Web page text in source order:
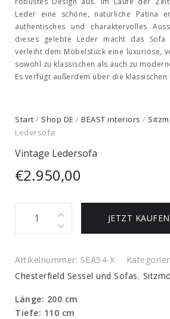
Leder eine schöne, natürliche Patina
authentisches und charaktervolles
dieses gelebte Leder macht das Sofa
verleiht dem Möbelstück eine luxuriöse,
sowohl zu klassischen als auch zu
Es verfügt außerdem über die klassischen
Start / Shop DE / BEAST interiors /
Ledersofa
Vintage Ledersofa
€2.950,00
Ledersofa
JETZT KAUFEN
Artikelnummer: SEA54-X
Chesterfield Sessel und Sofas,
Länge: 200 cm
Tiefe: 110 cm